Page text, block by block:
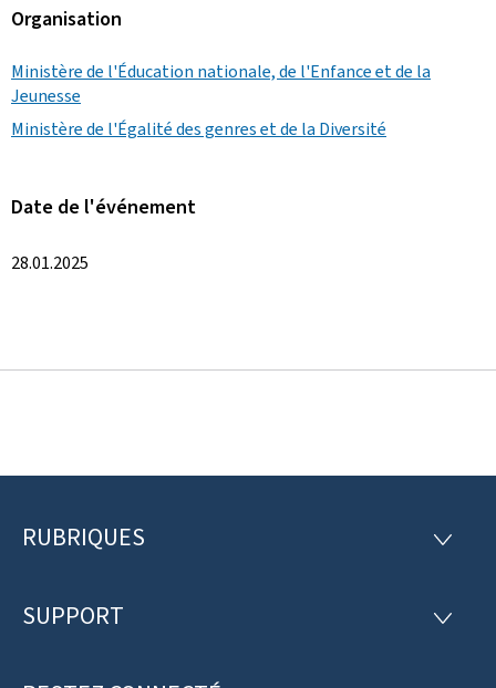
Organisation
Ministère de l'Éducation nationale, de l'Enfance et de la
Jeunesse
Ministère de l'Égalité des genres et de la Diversité
Date de l'événement
28.01.2025
P
e
RUBRIQUES
R
R
SUPPORT
S